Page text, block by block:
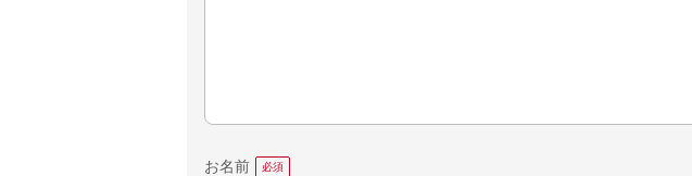
お名前